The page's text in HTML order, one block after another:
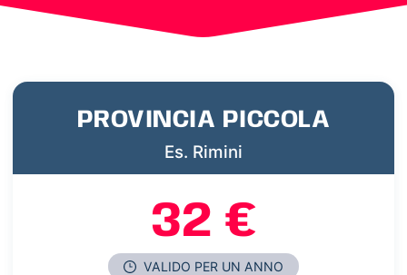
PROVINCIA PICCOLA
Es. Rimini
32 €
VALIDO PER UN ANNO